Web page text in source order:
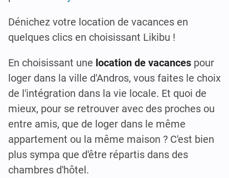
Dénichez votre location de vacances en
quelques clics en choisissant Likibu !
En choisissant une location de vacances pour
loger dans la ville d'Andros, vous faites le choix
de l'intégration dans la vie locale. Et quoi de
mieux, pour se retrouver avec des proches ou
entre amis, que de loger dans le même
appartement ou la même maison ? C'est bien
plus sympa que d'être répartis dans des
chambres d'hôtel.